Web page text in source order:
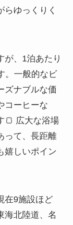
らゆっくりく
が、1泊あたり
。一般的なビ
ズナブルな価
コーヒーな
🍞 広大な浴場
って、長距離
嬉しいポイン
在9施設ほど
海北陸道、名